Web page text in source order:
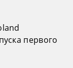
первого